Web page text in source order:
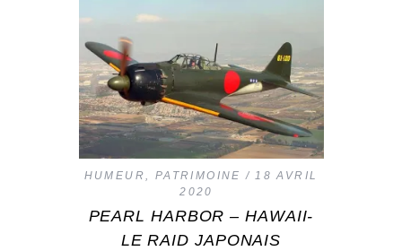
HUMEUR, PATRIMOINE
18 AVRIL
2020
PEARL HARBOR – HAWAII-
LE RAID JAPONAIS